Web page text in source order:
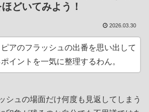
どいてみよう！
2026.03.30
アのフラッシュの出番を思い出して
イントを一気に整理するわん。
シュの場面だけ何度も見返してしまう